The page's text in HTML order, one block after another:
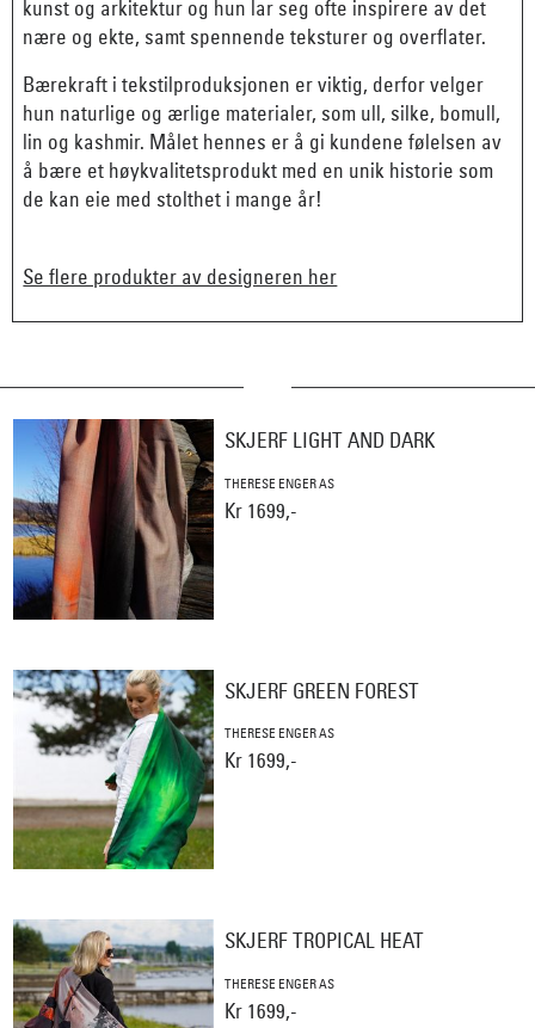
kunst og arkitektur og hun lar seg ofte inspirere av det
nære og ekte, samt spennende teksturer og overflater.
Bærekraft i tekstilproduksjonen er viktig, derfor velger
hun naturlige og ærlige materialer, som ull, silke, bomull,
lin og kashmir. Målet hennes er å gi kundene følelsen av
å bære et høykvalitetsprodukt med en unik historie som
de kan eie med stolthet i mange år!
Se flere produkter av designeren her
SKJERF LIGHT AND DARK
THERESE ENGER AS
Kr 1699,-
SKJERF GREEN FOREST
THERESE ENGER AS
Kr 1699,-
SKJERF TROPICAL HEAT
THERESE ENGER AS
Kr 1699,-